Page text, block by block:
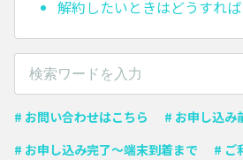
解約したいときはどうすれ
# お問い合わせはこちら
# お申し込み
# お申し込み完了〜端末到着まで
# ご